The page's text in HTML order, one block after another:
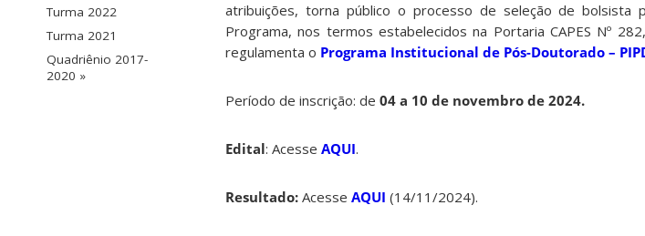
Turma 2022
Turma 2021
Quadriênio 2017-
2020 »
atribuições, torna público o processo de seleção de bolsista
Programa, nos termos estabelecidos na Portaria CAPES Nº
regulamenta o Programa Institucional de Pós-Doutorado –
Período de inscrição: de 04 a 10 de novembro de 2024.
Edital: Acesse AQUI.
Resultado: Acesse AQUI (14/11/2024).